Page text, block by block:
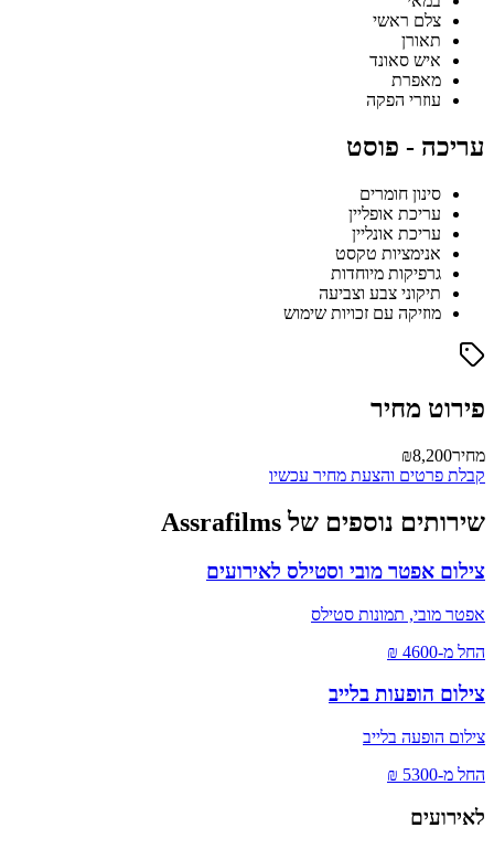
צלם ראשי
תאורן
איש סאונד
מאפרת
עוזרי הפקה
עריכה - פוסט
סינון חומרים
עריכת אופליין
עריכת אונליין
אנימציות טקסט
גרפיקות מיוחדות
תיקוני צבע וצביעה
מוזיקה עם זכויות שימוש
פירוט מחיר
מחיר₪8,200
קבלת פרטים והצעת מחיר עכשיו
שירותים נוספים של Assrafilms
צילום אפטר מובי וסטילס לאירועים
אפטר מובי, תמונות סטילס
החל מ-4600
₪
צילום הופעות בלייב
צילום הופעה בלייב
החל מ-5300
₪
לאירועים